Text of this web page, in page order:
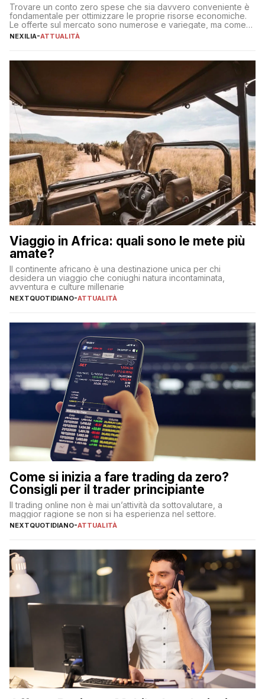
Trovare un conto zero spese che sia davvero conveniente è
fondamentale per ottimizzare le proprie risorse economiche.
Le offerte sul mercato sono numerose e variegate, ma come
individuare quella più adatta alle proprie esigenze senza
sul […]
NEXILIA-ATTUALITÀ
Viaggio in Africa: quali sono le mete più
amate?
Il continente africano è una destinazione unica per chi
desidera un viaggio che coniughi natura incontaminata,
avventura e culture millenarie
NEXTQUOTIDIANO-ATTUALITÀ
Come si inizia a fare trading da zero?
Consigli per il trader principiante
Il trading online non è mai un’attività da sottovalutare, a
maggior ragione se non si ha esperienza nel settore.
NEXTQUOTIDIANO-ATTUALITÀ